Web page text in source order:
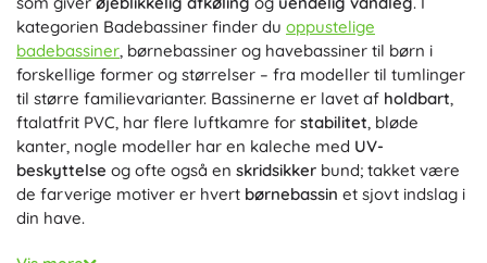
kategorien Badebassiner finder du oppustelige
badebassiner, børnebassiner og havebassiner til børn i
forskellige former og størrelser – fra modeller til tumlinger
til større familievarianter. Bassinerne er lavet af holdbart,
ftalatfrit PVC, har flere luftkamre for stabilitet, bløde
kanter, nogle modeller har en kaleche med UV-
beskyttelse og ofte også en skridsikker bund; takket være
de farverige motiver er hvert børnebassin et sjovt indslag i
din have.
Vil du tage legen endnu længere?